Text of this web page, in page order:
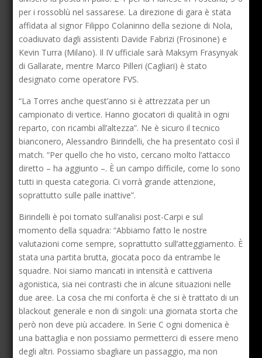
per i rossoblù nel sassarese. La direzione di gara è stata
affidata al signor Filippo Colaninno della sezione di Nola,
coadiuvato dagli assistenti Davide Fabrizi (Frosinone) e
Kevin Turra (Milano). Il IV ufficiale sarà Maksym Frasynyak
di Gallarate, mentre Marco Pilleri (Cagliari) è stato
designato come operatore FVS.
“La Torres anche quest’anno si è attrezzata per un
campionato di vertice. Hanno giocatori di qualità in ogni
reparto, con ricambi all’altezza”. Ne è sicuro il tecnico
bianconero, Alessandro Birindelli, che ha presentato così il
match. “Per quello che ho visto, cercano molto l’attacco
diretto – ha aggiunto –. È un campo difficile, come lo sono
tutti in questa categoria. Ci vorrà grande attenzione,
soprattutto sulle palle inattive”.
Birindelli è poi tornato sull’analisi post-Carpi e sul
momento della squadra: “Abbiamo fatto le nostre
valutazioni come sempre, soprattutto sull’atteggiamento. È
stata una partita brutta, giocata poco da entrambe le
squadre. Noi siamo mancati in intensità e cattiveria
agonistica, sia nei contrasti che in alcune situazioni nelle
due aree. La cosa che mi conforta è che si è trattato di un
blackout generale e non di singoli: una giornata storta che
però non deve più accadere. In Serie C ogni domenica è
una battaglia e non possiamo permetterci di essere meno
degli altri. Possiamo sbagliare un passaggio, ma non